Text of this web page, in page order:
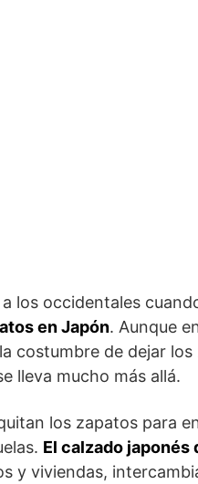
los occidentales
en Japón. Aunque
costumbre de dejar los
lleva mucho más allá.
los zapatos para
El calzado japonés
y viviendas,